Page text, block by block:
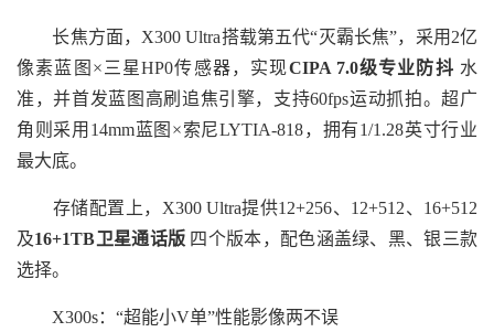
长焦方面，X300 Ultra搭载第五代“灭霸长焦”，采用2亿
像素蓝图×三星HP0传感器，实现CIPA 7.0级专业防抖 水
准，并首发蓝图高刷追焦引擎，支持60fps运动抓拍。超广
角则采用14mm蓝图×索尼LYTIA-818，拥有1/1.28英寸行业
最大底。
存储配置上，X300 Ultra提供12+256、12+512、16+512
及16+1TB卫星通话版 四个版本，配色涵盖绿、黑、银三款
选择。
X300s：“超能小V单”性能影像两不误